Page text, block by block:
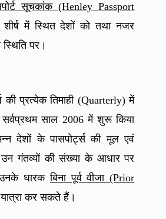
सूचकांक (Henley Passport
में स्थित देशों को तथा नजर
पर।
की प्रत्येक तिमाही (Quarterly) में
सर्वप्रथम साल 2006 में शुरू किया
देशों के पासपोर्ट्स की मूल एवं
गंतव्यों की संख्या के आधार पर
उनके धारकबिना पूर्व वीजा (Prior
कर सकते हैं।